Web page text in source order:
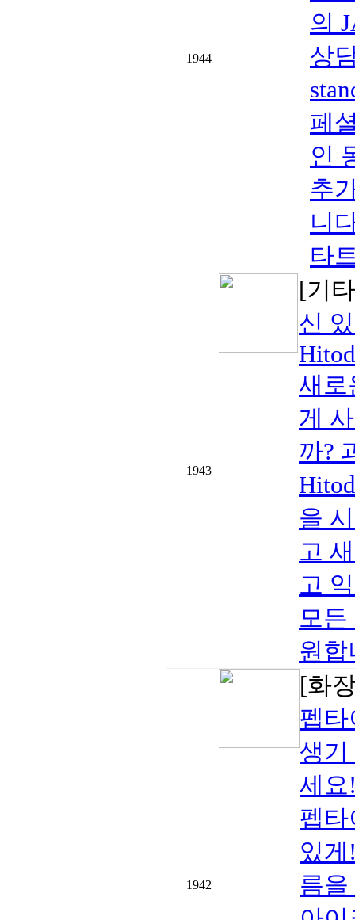
1944
의
상
페
인
추
니
타
1943
[기
신
새로
게
까?
을
고
고
모든
원합
1942
[화
펩
생기
세요
펩
있
름